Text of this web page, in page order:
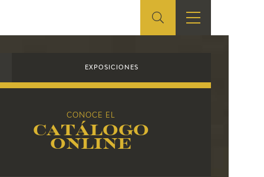
ARASAAC
EXPOSICIONES
CONOCE EL
Catálogo
online